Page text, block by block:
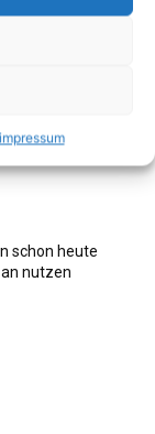
schon heute
nutzen